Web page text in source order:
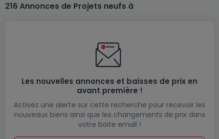
216 Annonces de Projets neufs à
Les nouvelles annonces et baisses de prix en
avant première !
Activez une alerte sur cette recherche pour recevoir les
nouveaux biens ainsi que les changements de prix dans
votre boite email !